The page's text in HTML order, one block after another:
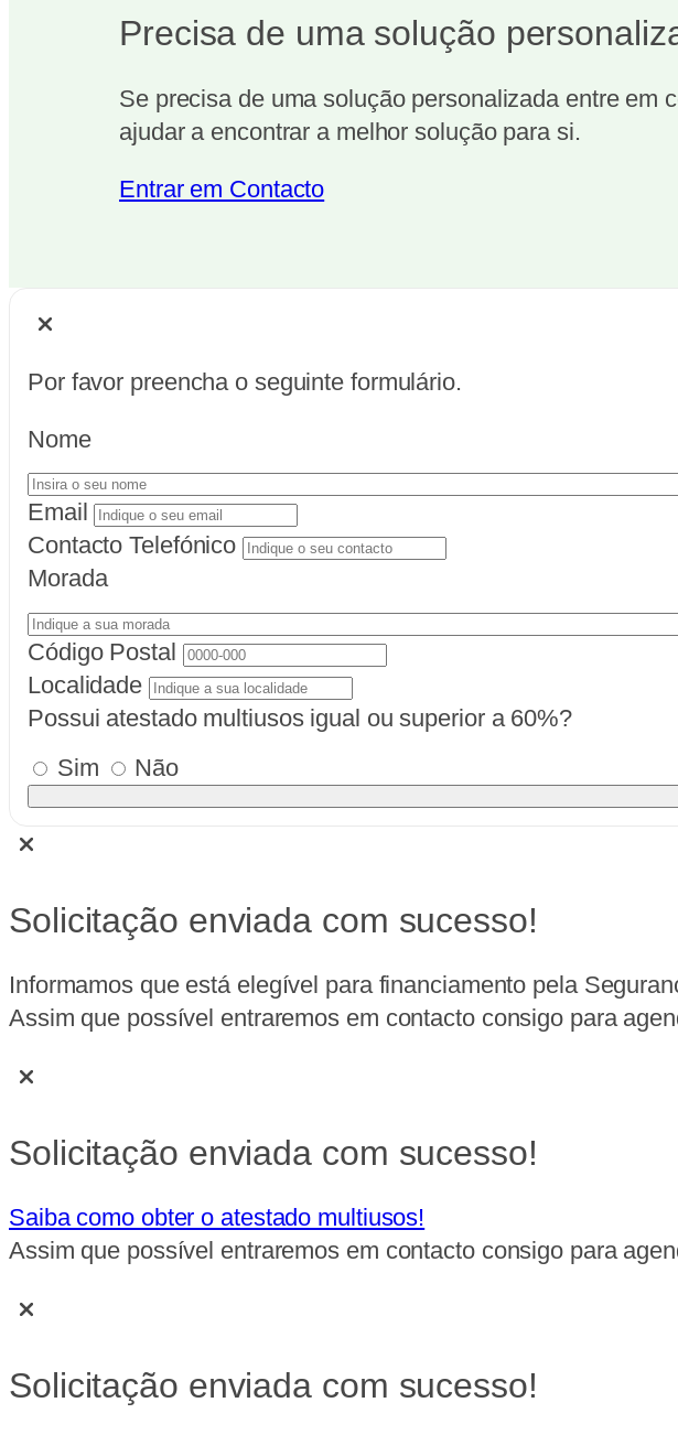
Precisa de uma solução
Se precisa de uma solução personalizada entre em
ajudar a encontrar a melhor solução para si.
Entrar em Contacto
Por favor preencha o seguinte formulário.
Nome
Email
Contacto Telefónico
Morada
Código Postal
Localidade
Possui atestado multiusos igual ou superior a 60%?
Sim
Não
Solicitação enviada com sucesso!
Informamos que está elegível para financiamento pela
Assim que possível entraremos em contacto consigo para
Solicitação enviada com sucesso!
Saiba como obter o atestado multiusos!
Assim que possível entraremos em contacto consigo para
Solicitação enviada com sucesso!